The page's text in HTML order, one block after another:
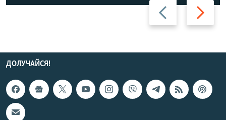
Назад Вперед
ДОЛУЧАЙСЯ!